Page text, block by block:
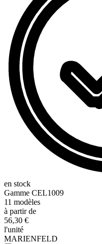
en stock
Gamme CEL1009
11 modèles
à partir de
56,30 €
l'unité
MARIENFELD